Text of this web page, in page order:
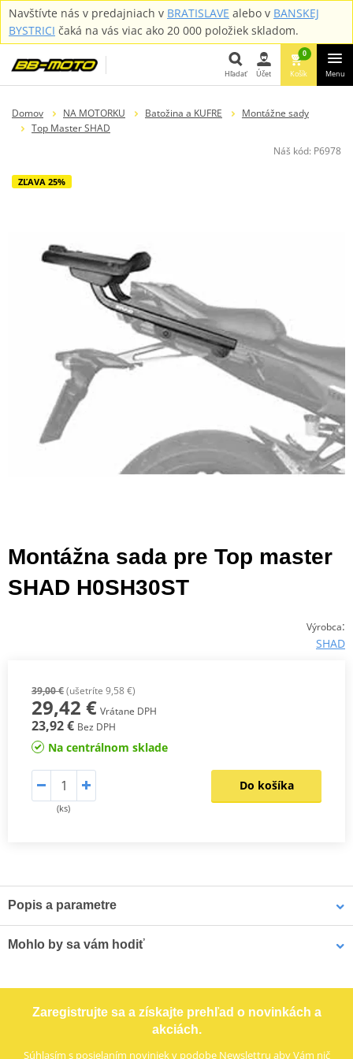
Navštívte nás v predajniach v BRATISLAVE alebo v BANSKEJ
BYSTRICI čaká na vás viac ako 20 000 položiek skladom.
Hľadať
Hľadať Účet
0
Košík Menu
Domov NA MOTORKU Batožina a KUFRE
Montážne sady
Top Master SHAD
Náš kód: P6978
ZĽAVA 25%
Montážna sada pre Top master
SHAD H0SH30ST
Výrobca:
SHAD
39,00 €(ušetríte 9,58 €)
29,42 € Vrátane DPH
23,92 € Bez DPH
Na centrálnom sklade
(ks)
Do košíka
Popis a parametre
kufru na motorku. Jedná se o montážní sadu speciálně navrženou
každého modelu. Výsledkem je vysoce kvalitní a bezpečný produkt,
K upevnění vrchního kufru SHAD na motorku stačí namontovat
tuto montážní sadu, plotna je vždy součástí kufru (kromě kufrů
TR48/TR37).
Mohlo by sa vám hodiť
Zaregistrujte sa a získajte prehľad o novinkách a
akciách.
Súhlasím s posielaním noviniekv podobe Newslettru aby Vám nič